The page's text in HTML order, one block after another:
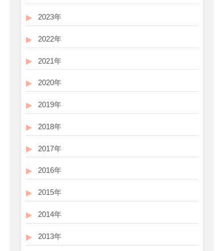
2023年
2022年
2021年
2020年
2019年
2018年
2017年
2016年
2015年
2014年
2013年